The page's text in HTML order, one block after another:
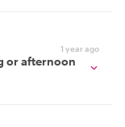
1 year ago
or afternoon